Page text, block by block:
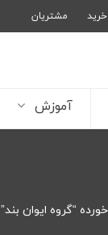
مشتریان
آموزش
“گروه ایوان بند”